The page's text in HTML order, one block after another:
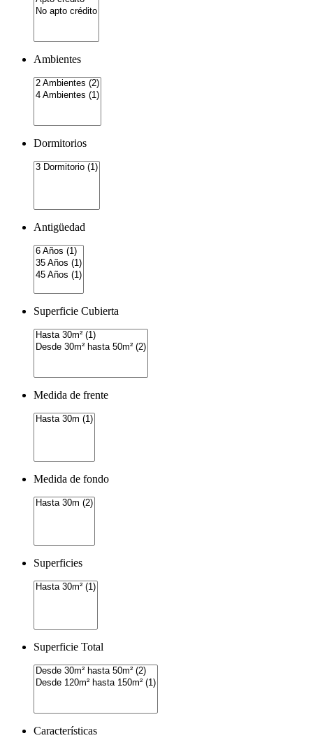
Ambientes
Dormitorios
Antigüedad
Superficie Cubierta
Medida de frente
Medida de fondo
Superficies
Superficie Total
Características